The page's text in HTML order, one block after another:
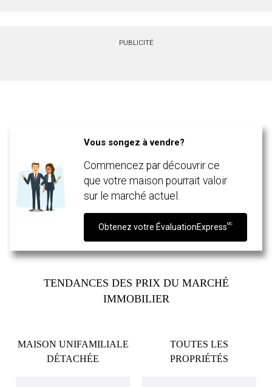
vous nous fournissez l'autorisation écrite de communiquer avec vous.
PUBLICITÉ
Vous songez à vendre?
Commencez par découvrir ce
que votre maison pourrait valoir
sur le marché actuel.
Obtenez votre ÉvaluationExpressMC
TENDANCES DES PRIX DU MARCHÉ
IMMOBILIER
MAISON UNIFAMILIALE
DÉTACHÉE
TOUTES LES
PROPRIÉTÉS